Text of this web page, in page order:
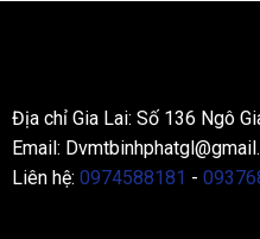
Địa chỉ Gia Lai: Số 136 Ngô
Email:
Liên hệ: 0974588181 -